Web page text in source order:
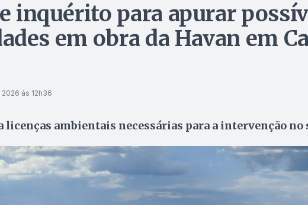
inquérito para apurar
em obra da Havan em
às 12h36
ambientais necessárias para a intervenção no